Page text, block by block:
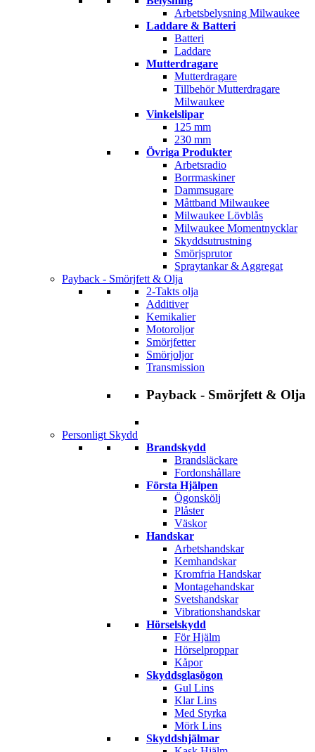
Arbetsbelysning Milwaukee
Laddare & Batteri
Batteri
Laddare
Mutterdragare
Mutterdragare
Tillbehör Mutterdragare
Milwaukee
Vinkelslipar
125 mm
230 mm
Övriga Produkter
Arbetsradio
Borrmaskiner
Dammsugare
Måttband Milwaukee
Milwaukee Lövblås
Milwaukee Momentnycklar
Skyddsutrustning
Smörjsprutor
Spraytankar & Aggregat
Payback - Smörjfett & Olja
2-Takts olja
Additiver
Kemikalier
Motoroljor
Smörjfetter
Smörjoljor
Transmission
Payback - Smörjfett & Olja
Personligt Skydd
Brandskydd
Brandsläckare
Fordonshållare
Första Hjälpen
Ögonskölj
Plåster
Väskor
Handskar
Arbetshandskar
Kemhandskar
Kromfria Handskar
Montagehandskar
Svetshandskar
Vibrationshandskar
Hörselskydd
För Hjälm
Hörselproppar
Kåpor
Skyddsglasögon
Gul Lins
Klar Lins
Med Styrka
Mörk Lins
Skyddshjälmar